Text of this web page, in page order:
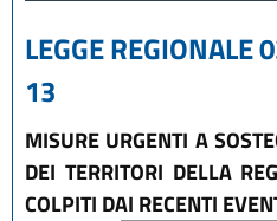
LEGGE
13
MISURE URGENTI A
DEI TERRITORI DELLA
COLPITI DAI RECENTI